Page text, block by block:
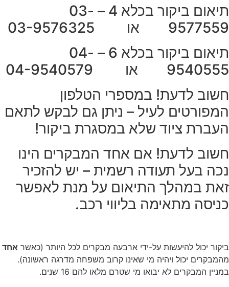
תיאום ביקור בכלא 4 – 03-
9577559 או 03-9576325
תיאום ביקור בכלא 6 – 04-
9540555 או 04-9540579
חשוב לדעת! במספרי הטלפון
המפורטים לעיל – ניתן גם לבקש לתאם
העברת ציוד שלא במסגרת ביקור!
חשוב לדעת! אם אחד המבקרים הינו
נכה בעל תעודה רשמית – יש להזכיר
זאת במהלך התיאום על מנת לאפשר
כניסה מתאימה בליווי רכב.
ביקור יכול להיעשות על-ידי ארבעה מבקרים לכל היותר (כאשר אחד
מהמבקרים יכול ויהיה מי שאינו קרוב משפחה מדרגה ראשונה).
במניין המבקרים לא יבואו מי שטרם מלאו להם 16 שנים.